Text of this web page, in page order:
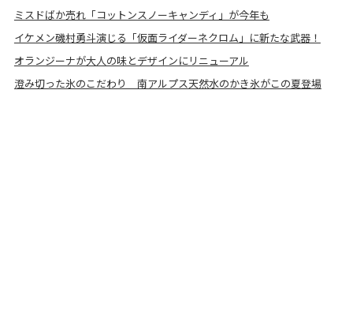
ミスドばか売れ「コットンスノーキャンディ」が今年も
イケメン磯村勇斗演じる「仮面ライダーネクロム」に新たな武器！
オランジーナが大人の味とデザインにリニューアル
澄み切った氷のこだわり 南アルプス天然水のかき氷がこの夏登場